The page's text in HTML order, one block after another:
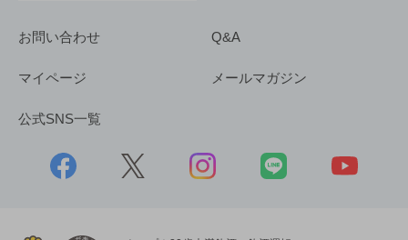
お問い合わせ Q&A
マイページ メールマガジン
公式SNS一覧